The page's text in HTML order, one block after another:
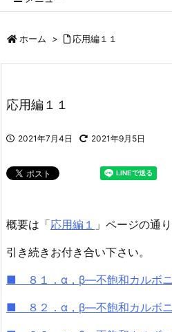
ホーム > 応用編１１
応用編１１
2021年7月4日 2021年9月5日
概要は「応用編１ 」ページの通り
引き続きお付き合い下さい。
■ ８１．α，β—不飽和カルボニ
■ ８２．α，β—不飽和カルボ